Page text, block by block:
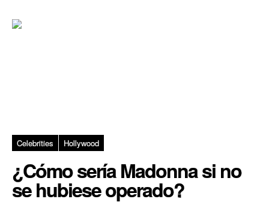
Celebrities Hollywood
¿Cómo sería Madonna si no
se hubiese operado?